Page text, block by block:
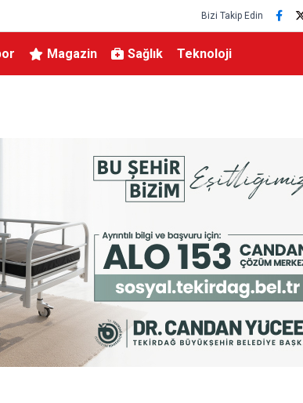
Bizi Takip Edin
Magazin Sağlık Teknoloji
ve YAŞ Üyeleri Anıtkabirde